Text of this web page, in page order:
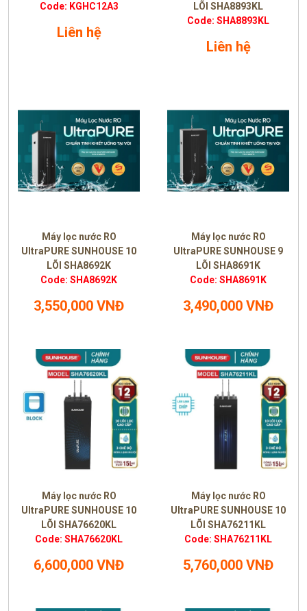
Code: KGHC12A3
Liên hệ
LÕI SHA8893KL
Code: SHA8893KL
Liên hệ
Máy lọc nước RO
UltraPURE SUNHOUSE 10
LÕI SHA8692K
Code: SHA8692K
3,550,000 VNĐ
Máy lọc nước RO
UltraPURE SUNHOUSE 9
LÕI SHA8691K
Code: SHA8691K
3,490,000 VNĐ
Máy lọc nước RO
UltraPURE SUNHOUSE 10
LÕI SHA76620KL
Code: SHA76620KL
6,600,000 VNĐ
Máy lọc nước RO
UltraPURE SUNHOUSE 10
LÕI SHA76211KL
Code: SHA76211KL
5,760,000 VNĐ